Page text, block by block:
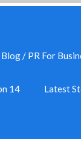
/ PR For
14 Latest